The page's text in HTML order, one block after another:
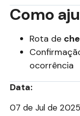
Como
Rota de
ocorrência
Data:
07 de Jul de 2025